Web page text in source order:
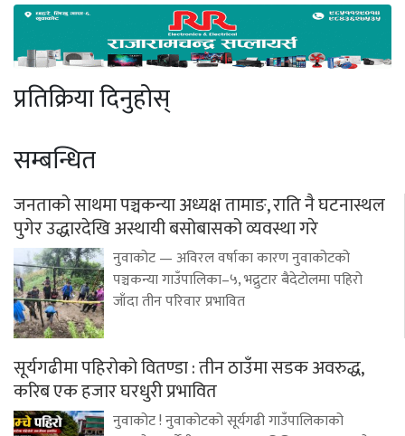
प्रतिक्रिया दिनुहोस्
सम्बन्धित
जनताको साथमा पञ्चकन्या अध्यक्ष तामाङ, राति नै घटनास्थल
पुगेर उद्धारदेखि अस्थायी बसोबासको व्यवस्था गरे
नुवाकोट — अविरल वर्षाका कारण नुवाकोटको
पञ्चकन्या गाउँपालिका–५, भद्रुटार बैदेटोलमा पहिरो
जाँदा तीन परिवार प्रभावित
सूर्यगढीमा पहिरोको वितण्डा : तीन ठाउँमा सडक अवरुद्ध,
करिब एक हजार घरधुरी प्रभावित
नुवाकोट ! नुवाकोटको सूर्यगढी गाउँपालिकाको